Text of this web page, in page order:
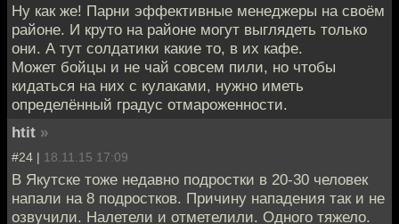
Ну как же! Парни эффективные менеджеры на своём
районе. И круто на районе могут выглядеть только
они. А тут солдатики какие то, в их кафе.
Может бойцы и не чай совсем пили, но чтобы
кидаться на них с кулаками, нужно иметь
определённый градус отмароженности.
htit »
#24 | 18.11.15 17:09
В Якутске тоже недавно подростки в 20-30 человек
напали на 8 подростков. Причину нападения так и не
озвучили. Налетели и отметелили. Одного тяжело.